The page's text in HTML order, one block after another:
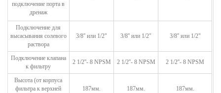
подключение порта в
дренаж
Подключение для
высасывания солевого
раствора
3/8'' или 1/2" 3/8'' или 1/2" 3/8'' или 1/2"
Подключение клапана
к фильтру
2 1/2''- 8 NPSM 2 1/2''- 8 NPSM 2 1/2''- 8 NPSM
Высота (от корпуса
фильтра к верхней
187мм. 187мм. 187мм.